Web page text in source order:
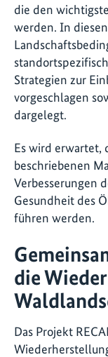
die den
werden. In
Strategien zur
vorgeschlagen
dargelegt.
Es wird erwartet,
beschriebenen
Verbesserungen
Gesundheit des
führen werden.
die
Das Projekt